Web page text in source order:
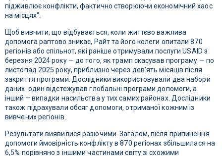
підживлює конфлікти, фактично створюючи економічний хаос
на місцях".
Щоб вивчити, що відбувається, коли життєво важлива
допомога раптово зникає, Райт та його колеги опитали 870
регіонів або спільнот, які раніше отримували послуги USAID з
березня 2024 року — до того, як трамп скасував програму — по
листопад 2025 року, приблизно через дев'ять місяців після
закриття програми. Дослідники використовували два набори
даних: один відстежував глобальні програми допомоги, а
інший – випадки насильства у тих самих районах. Дослідники
також підрахували обсяг допомоги, отриманої кожним із
вивчених регіонів.
Результати виявилися разючими. Загалом, після припинення
допомоги ймовірність конфлікту в 870 регіонах збільшилася на
6,5% порівняно з іншими частинами світу зі схожими